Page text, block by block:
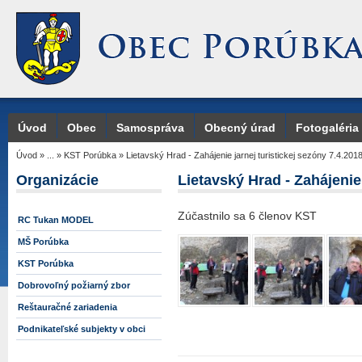
Úvod Obec Samospráva Obecný úrad Fotogaléria
Úvod » » KST Porúbka » Lietavský Hrad - Zahájenie jarnej turistickej sezóny 7.4.2018
Organizácie
RC Tukan MODEL
MŠ Porúbka
KST Porúbka
Dobrovoľný požiarný zbor
Reštauračné zariadenia
Podnikateľské subjekty v obci
Lietavský Hrad -
Zúčastnilo sa 6 členov KST